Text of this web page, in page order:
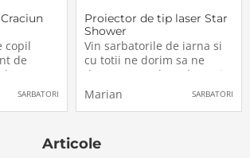
copil
de
l cu ochii
exact ca
SARBATORI
Proiector de tip laser Star
Shower
Vin sarbatorile de iarna si
cu totii ne dorim sa ne
decoram casele cu lucruri
care simbolizeaza
Craciunul si pe langa
pentru a da mult mai multa
Marian SARBATORI
Articole